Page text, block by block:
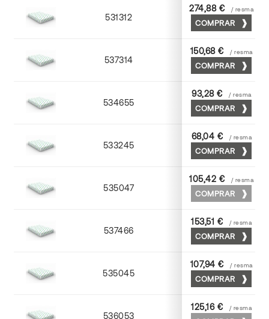
531312 72 x 102
274,88 € / resma
COMPRAR
537314 72 x 102
150,68 € / resma
COMPRAR
534655 52 x 70
93,28 € / resma
COMPRAR
533245 45 x 64
68,04 € / resma
COMPRAR
535047 45 x 64
105,42 € / resma
COMPRAR
537466 65 x 90
153,51 € / resma
COMPRAR
535045 45 x 64
107,94 € / resma
COMPRAR
536053 53 x 75
125,16 € / resma